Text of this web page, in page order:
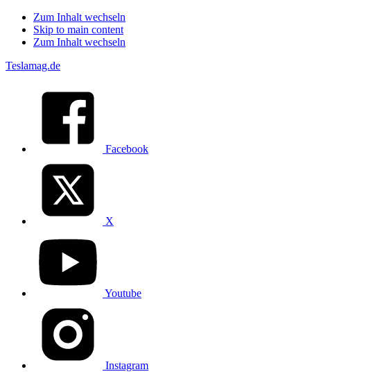
Zum Inhalt wechseln
Skip to main content
Zum Inhalt wechseln
Teslamag.de
Facebook
X
Youtube
Instagram